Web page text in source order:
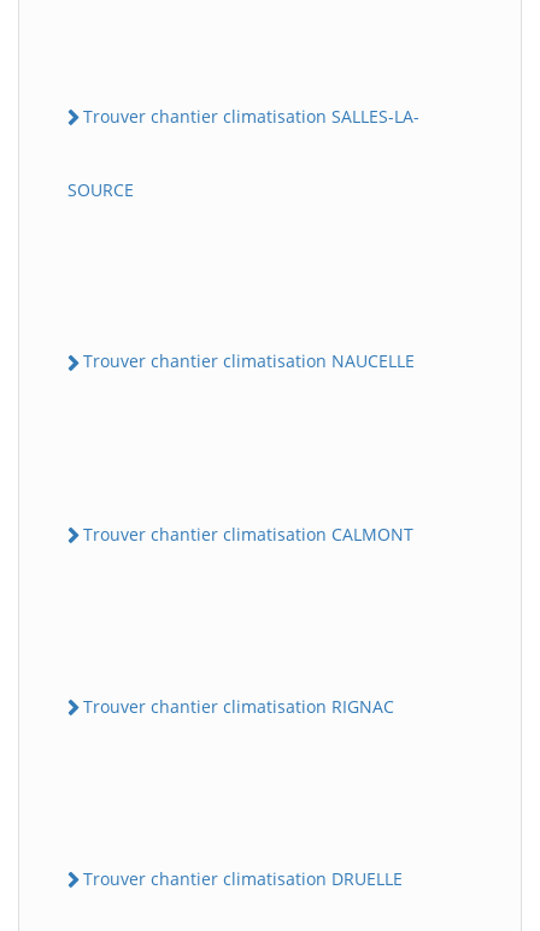
Trouver chantier climatisation SALLES-LA-
SOURCE
Trouver chantier climatisation NAUCELLE
Trouver chantier climatisation CALMONT
Trouver chantier climatisation RIGNAC
Trouver chantier climatisation DRUELLE